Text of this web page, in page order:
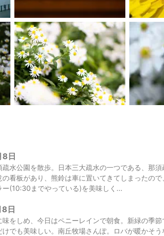
日
疏水公園を散歩。日本三大疏水の一つである、那
の看板があり、熊鈴は車に置いてきてしまったの
ー(10:30までやっている)を美味しく...
日
味をしめ、今日はペニーレインで朝食。新緑の季
けでも美味しい。南丘牧場さんぽ。ロバが暖かそ